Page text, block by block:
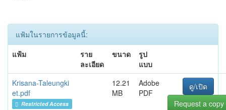
แฟ้มในรายการข้อมูลนี้:
แฟ้ม
ราย
ละเอียด
ขนาด
รูป
แบบ
Krisana-Taleungki
et.pdf
Restricted Access
12.21
MB
Adobe
PDF
ดู/เปิด
Request a copy